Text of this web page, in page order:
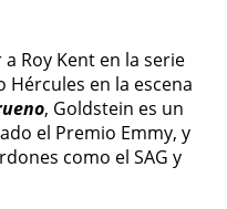
Roy Kent en la serie
en la escena
, Goldstein es un
el Premio Emmy, y
como el SAG y